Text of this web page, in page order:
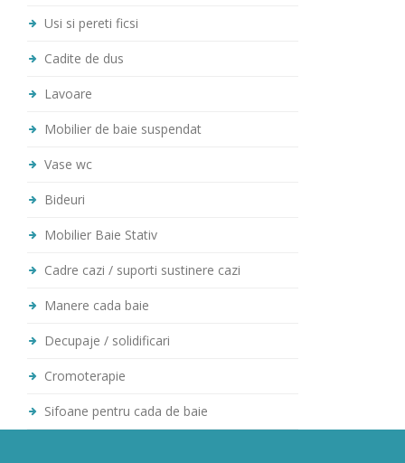
Usi si pereti ficsi
Cadite de dus
Lavoare
Mobilier de baie suspendat
Vase wc
Bideuri
Mobilier Baie Stativ
Cadre cazi / suporti sustinere cazi
Manere cada baie
Decupaje / solidificari
Cromoterapie
Sifoane pentru cada de baie